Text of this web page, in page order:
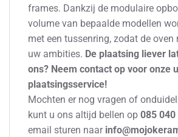
frames. Dankzij de modulaire
volume van bepaalde modellen
met een tussenring, zodat de oven
uw ambities. De plaatsing liever
ons? Neem contact op voor onze
plaatsingsservice!
Mochten er nog vragen of
kunt u ons altijd bellen op 085 040
email sturen naar